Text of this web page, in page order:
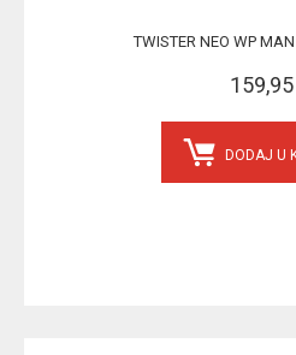
TWISTER NEO WP
DODAJ U